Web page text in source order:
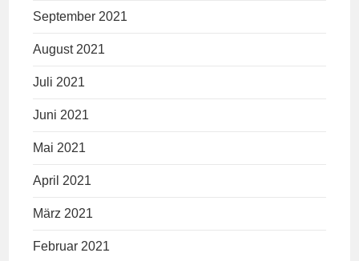
September 2021
August 2021
Juli 2021
Juni 2021
Mai 2021
April 2021
März 2021
Februar 2021